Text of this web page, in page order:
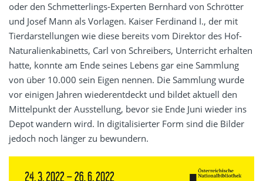
oder den Schmetterlings-Experten Bernhard von Schrötter
und Josef Mann als Vorlagen. Kaiser Ferdinand I., der mit
Tierdarstellungen wie diese bereits vom Direktor des Hof-
Naturalienkabinetts, Carl von Schreibers, Unterricht erhalten
hatte, konnte am Ende seines Lebens gar eine Sammlung
von über 10.000 sein Eigen nennen. Die Sammlung wurde
vor einigen Jahren wiederentdeckt und bildet aktuell den
Mittelpunkt der Ausstellung, bevor sie Ende Juni wieder ins
Depot wandern wird. In digitalisierter Form sind die Bilder
jedoch noch länger zu bewundern.